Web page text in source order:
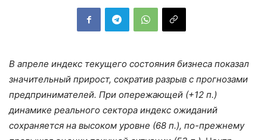
В апреле индекс текущего состояния бизнеса показал
значительный прирост, сократив разрыв с прогнозами
предпринимателей. При опережающей (+12 п.)
динамике реального сектора индекс ожиданий
сохраняется на высоком уровне (68 п.), по-прежнему